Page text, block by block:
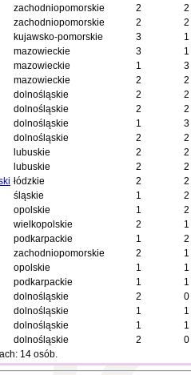
zachodniopomorskie 2
2
zachodniopomorskie 2
2
kujawsko-pomorskie 3
1
mazowieckie 3
1
mazowieckie 1
3
mazowieckie 2
2
dolnośląskie 2
2
dolnośląskie 2
2
dolnośląskie 1
3
dolnośląskie 2
2
lubuskie 2
2
lubuskie 2
2
łódzkie 2
2
śląskie 1
2
opolskie 1
2
wielkopolskie 2
1
podkarpackie 1
2
zachodniopomorskie 2
1
opolskie 1
1
podkarpackie 1
1
dolnośląskie 2
0
dolnośląskie 1
1
dolnośląskie 1
1
dolnośląskie 2
0
14 osób.